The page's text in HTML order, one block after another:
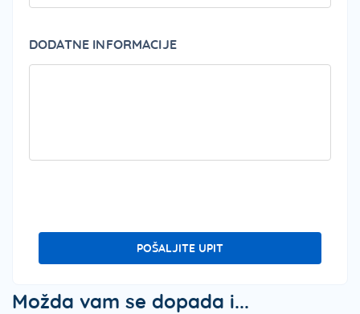
DODATNE INFORMACIJE
POŠALJITE UPIT
Možda vam se dopada i...